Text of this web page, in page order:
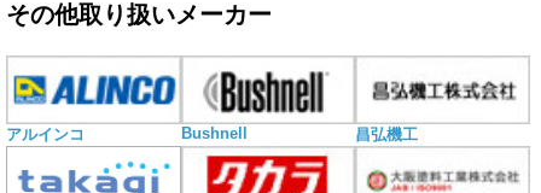
その他取り扱いメーカー
アルインコ Bushnell 昌弘機工